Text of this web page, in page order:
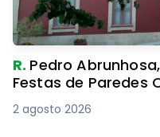
R. Pedro
Festas de Paredes
2 agosto 2026